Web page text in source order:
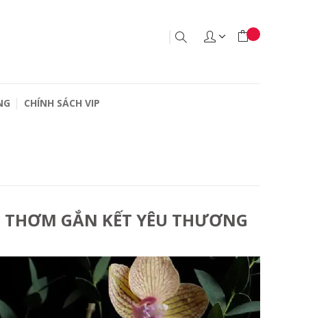
CHÍNH SÁCH VIP
GẮN KẾT YÊU THƯƠNG